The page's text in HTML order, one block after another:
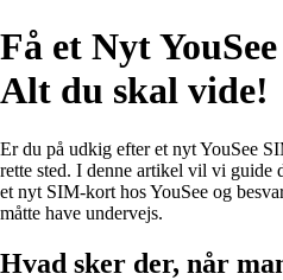
Få et Nyt
Alt du skal vide!
Er du på udkig efter et nyt YouSee
rette sted. I denne artikel vil vi guide
et nyt SIM-kort hos YouSee og
måtte have undervejs.
Hvad sker der, når